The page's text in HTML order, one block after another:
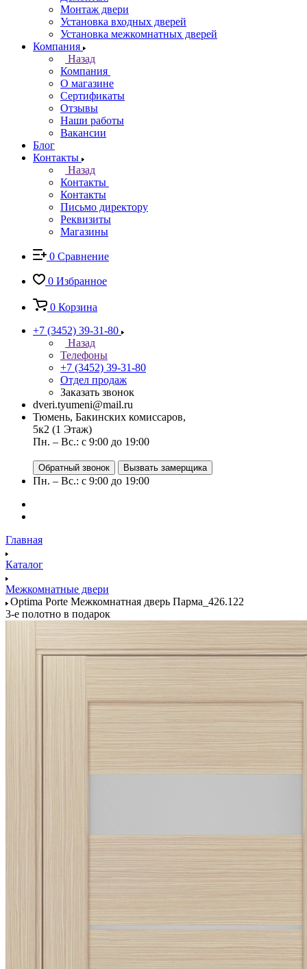
Монтаж двери
Установка входных дверей
Установка межкомнатных дверей
Компания
Назад
Компания
О магазине
Сертификаты
Отзывы
Наши работы
Вакансии
Блог
Контакты
Назад
Контакты
Контакты
Письмо директору
Реквизиты
Магазины
0 Сравнение
0 Избранное
0 Корзина
+7 (3452) 39-31-80
Назад
Телефоны
+7 (3452) 39-31-80
Отдел продаж
Заказать звонок
dveri.tyumeni@mail.ru
Тюмень, Бакинских комиссаров,
5к2 (1 Этаж)
Пн. – Вс.: с 9:00 до 19:00
Обратный звонок Вызвать замерщика
Пн. – Вс.: с 9:00 до 19:00
Главная
Каталог
Межкомнатные двери
Optima Porte Межкомнатная дверь Парма_426.122
3-е полотно в подарок